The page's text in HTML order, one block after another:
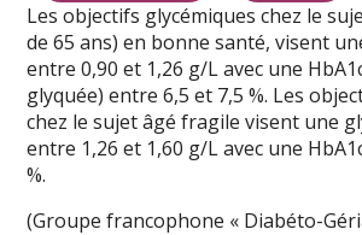
Les objectifs glycémiques chez le
de 65 ans) en bonne santé, visent
entre 0,90 et 1,26 g/L avec une
glyquée) entre 6,5 et 7,5 %. Les
chez le sujet âgé fragile visent une
entre 1,26 et 1,60 g/L avec une
%.
(Groupe francophone « Diabéto-